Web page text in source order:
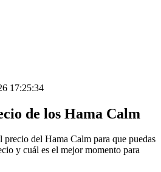
17:25:34
de los Hama Calm
del Hama Calm para que puedas
y cuál es el mejor momento para